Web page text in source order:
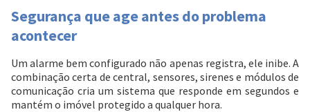
Segurança que age antes do problema
acontecer
Um alarme bem configurado não apenas registra, ele inibe. A
combinação certa de central, sensores, sirenes e módulos de
comunicação cria um sistema que responde em segundos e
mantém o imóvel protegido a qualquer hora.